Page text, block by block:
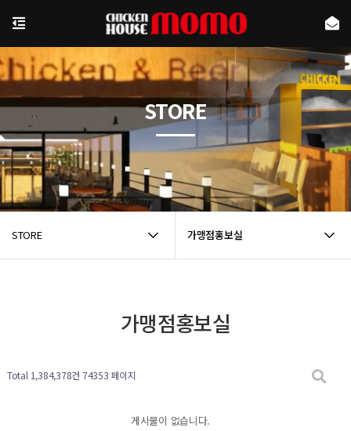
STORE 가맹점홍보실
STORE
가맹점홍보실
Total 1,384,378건 74353 페이지
게시물이 없습니다.